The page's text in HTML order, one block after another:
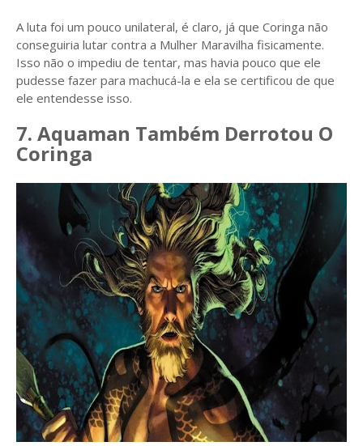
A luta foi um pouco unilateral, é claro, já que Coringa não
conseguiria lutar contra a Mulher Maravilha fisicamente.
Isso não o impediu de tentar, mas havia pouco que ele
pudesse fazer para machucá-la e ela se certificou de que
ele entendesse isso.
7. Aquaman Também Derrotou O
Coringa